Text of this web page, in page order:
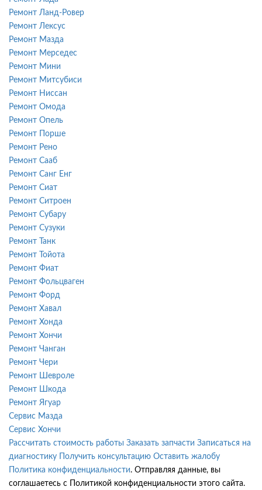
Ремонт Ланд-Ровер
Ремонт Лексус
Ремонт Мазда
Ремонт Мерседес
Ремонт Мини
Ремонт Митсубиси
Ремонт Ниссан
Ремонт Омода
Ремонт Опель
Ремонт Порше
Ремонт Рено
Ремонт Сааб
Ремонт Санг Енг
Ремонт Сиат
Ремонт Ситроен
Ремонт Субару
Ремонт Сузуки
Ремонт Танк
Ремонт Тойота
Ремонт Фиат
Ремонт Фольцваген
Ремонт Форд
Ремонт Хавал
Ремонт Хонда
Ремонт Хончи
Ремонт Чанган
Ремонт Чери
Ремонт Шевроле
Ремонт Шкода
Ремонт Ягуар
Сервис Мазда
Сервис Хончи
Рассчитать стоимость работы Заказать запчасти Записаться на
диагностику
Получить консультацию Оставить жалобу
Политика конфиденциальности. Отправляя данные, вы
соглашаетесь с Политикой конфиденциальности этого сайта.